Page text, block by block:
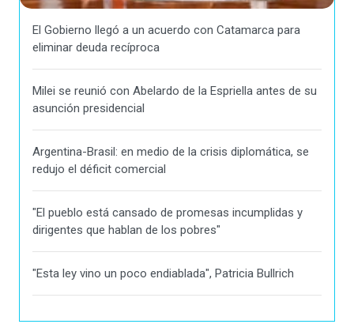
El Gobierno llegó a un acuerdo con Catamarca para
eliminar deuda recíproca
Milei se reunió con Abelardo de la Espriella antes de su
asunción presidencial
Argentina-Brasil: en medio de la crisis diplomática, se
redujo el déficit comercial
"El pueblo está cansado de promesas incumplidas y
dirigentes que hablan de los pobres"
"Esta ley vino un poco endiablada", Patricia Bullrich